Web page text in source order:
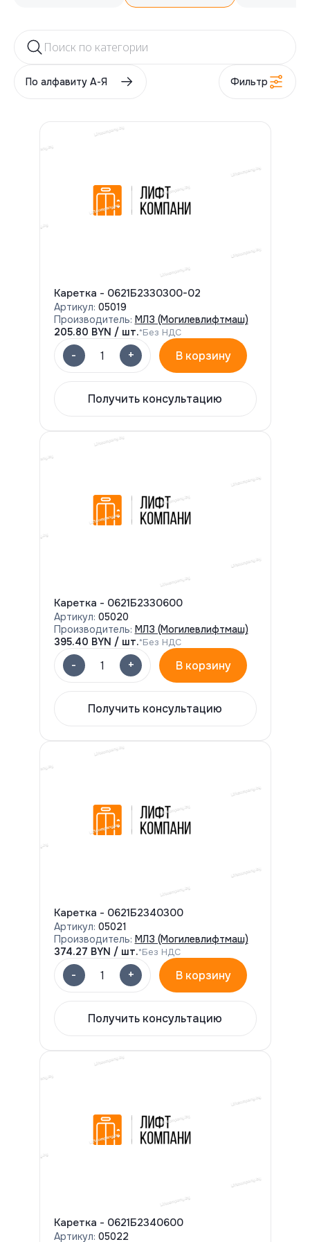
от до
По алфавиту А-Я Фильтр
Каретка - 0621Б2330300-02
Артикул: 05019
Производитель: МЛЗ (Могилевлифтмаш)
205.80 BYN / шт.*Без НДС
- 1 + В корзину
Получить консультацию
Каретка - 0621Б2330600
Артикул: 05020
Производитель: МЛЗ (Могилевлифтмаш)
395.40 BYN / шт.*Без НДС
- 1 + В корзину
Получить консультацию
Каретка - 0621Б2340300
Артикул: 05021
Производитель: МЛЗ (Могилевлифтмаш)
374.27 BYN / шт.*Без НДС
- 1 + В корзину
Получить консультацию
Каретка - 0621Б2340600
Артикул: 05022
Отправить
Отправить